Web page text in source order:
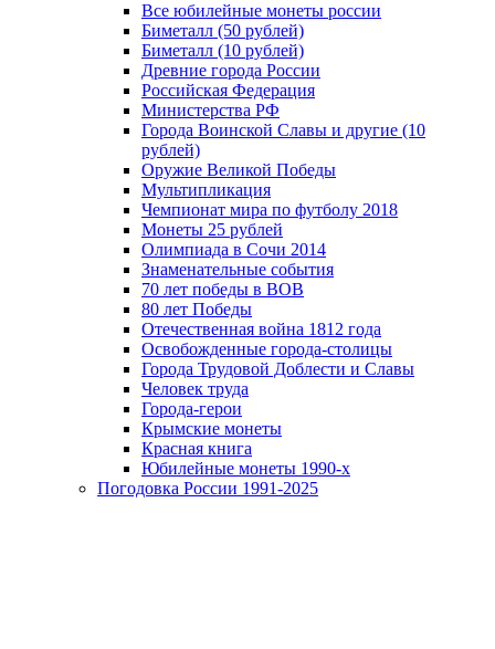
Все юбилейные монеты россии
Биметалл (50 рублей)
Биметалл (10 рублей)
Древние города России
Российская Федерация
Министерства РФ
Города Воинской Славы и другие (10
рублей)
Оружие Великой Победы
Мультипликация
Чемпионат мира по футболу 2018
Монеты 25 рублей
Олимпиада в Сочи 2014
Знаменательные события
70 лет победы в ВОВ
80 лет Победы
Отечественная война 1812 года
Освобожденные города-столицы
Города Трудовой Доблести и Славы
Человек труда
Города-герои
Крымские монеты
Красная книга
Юбилейные монеты 1990-х
Погодовка России 1991-2025